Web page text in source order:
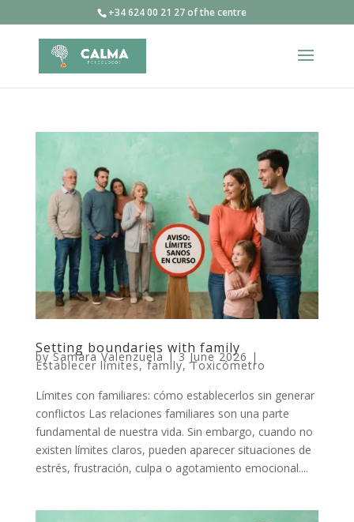
+34 624 00 21 27 of the centre
Setting boundaries with family
by Samara Valenzuela |3 June 2026 |
Establecer límites,family,Toxicómetro
Límites con familiares: cómo establecerlos sin generar
conflictos Las relaciones familiares son una parte
fundamental de nuestra vida. Sin embargo, cuando no
existen límites claros, pueden aparecer situaciones de
estrés, frustración, culpa o agotamiento emocional....